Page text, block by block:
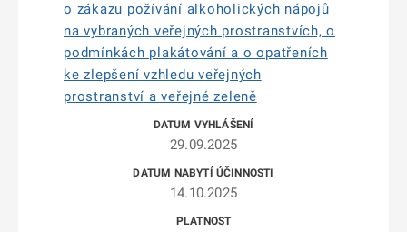
o zákazu požívání alkoholických nápojů
na vybraných veřejných prostranstvích, o
podmínkách plakátování a o opatřeních
ke zlepšení vzhledu veřejných
prostranství a veřejné zeleně
29.09.2025
14.10.2025